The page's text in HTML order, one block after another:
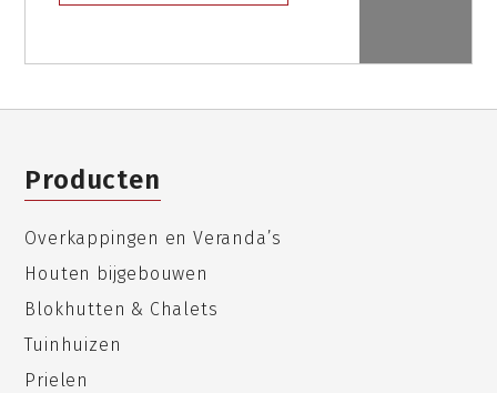
Producten
Overkappingen en Veranda’s
Houten bijgebouwen
Blokhutten & Chalets
Tuinhuizen
Prielen